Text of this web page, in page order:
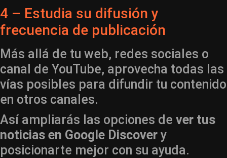
4 – Estudia su difusión y
frecuencia de publicación
Más allá de tu web, redes sociales o
canal de YouTube, aprovecha todas las
vías posibles para difundir tu contenido
en otros canales.
Así ampliarás las opciones de ver tus
noticias en Google Discover y
posicionarte mejor con su ayuda.